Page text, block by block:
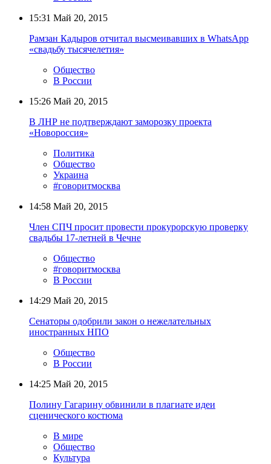
15:31 Май 20, 2015
Рамзан Кадыров отчитал высмеивавших в WhatsApp
«свадьбу тысячелетия»
Общество
В России
15:26 Май 20, 2015
В ЛНР не подтверждают заморозку проекта
«Новороссия»
Политика
Общество
Украина
#говоритмосква
14:58 Май 20, 2015
Член СПЧ просит провести прокурорскую проверку
свадьбы 17-летней в Чечне
Общество
#говоритмосква
В России
14:29 Май 20, 2015
Сенаторы одобрили закон о нежелательных
иностранных НПО
Общество
В России
14:25 Май 20, 2015
Полину Гагарину обвинили в плагиате идеи
сценического костюма
В мире
Общество
Культура